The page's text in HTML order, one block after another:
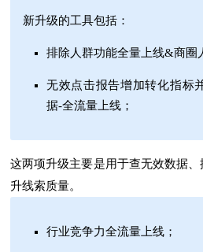
新升级的工具包括：
排除人群功能全量上线&商圈
无效点击报告增加转化指标
据-全流量上线；
这两项升级主要是用于查无效数据
升线索质量。
行业竞争力全流量上线；